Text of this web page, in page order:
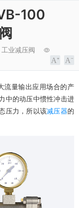
100
工业减压阀
流量输出应用场合的产
中的动压中惯性冲击进
压力，所以该减压器的